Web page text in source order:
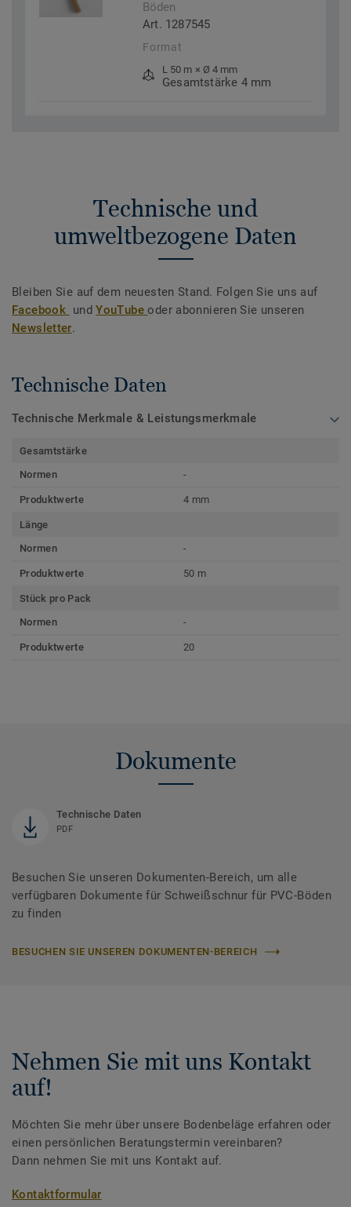
Böden
Art. 1287545
Format
L 50 m × Ø 4 mm
Gesamtstärke 4 mm
Technische und
umweltbezogene Daten
Bleiben Sie auf dem neuesten Stand. Folgen Sie uns auf
Facebook undYouTubeoder abonnieren Sie unseren
Newsletter.
Technische Daten
Technische Merkmale & Leistungsmerkmale
Gesamtstärke
Normen
-
Produktwerte 4 mm
Länge
Normen
-
Produktwerte 50 m
Stück pro Pack
Normen
-
Produktwerte 20
Dokumente
Technische Daten
PDF
Besuchen Sie unseren Dokumenten-Bereich, um alle
verfügbaren Dokumente für Schweißschnur für PVC-Böden
zu finden
BESUCHEN SIE UNSEREN DOKUMENTEN-BEREICH
Nehmen Sie mit uns Kontakt
auf!
Möchten Sie mehr über unsere Bodenbeläge erfahren oder
einen persönlichen Beratungstermin vereinbaren?
Dann nehmen Sie mit uns Kontakt auf.
Kontaktformular